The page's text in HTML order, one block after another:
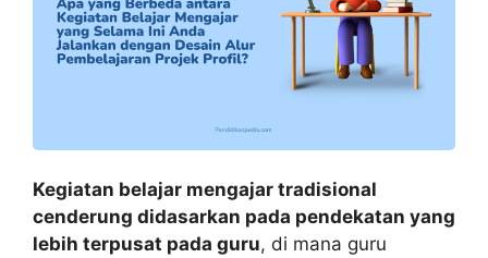
Kegiatan belajar mengajar tradisional
cenderung didasarkan pada pendekatan yang
lebih terpusat pada guru, di mana guru